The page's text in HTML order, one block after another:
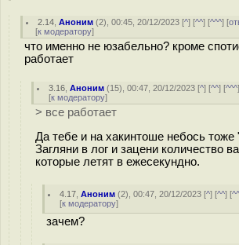
2.14 ,Аноним (2), 00:45, 20/12/2023 [^] [^^] [^^^] [
[к модератору]
что именно не юзабельно? кроме
работает
3.16 ,Аноним (15), 00:47, 20/12/2023 [^] [^^] [^^^
[к модератору]
> все работает
Да тебе и на хакинтоше небось тоже
Загляни в лог и зацени количество
которые летят в ежесекундно.
4.17 ,Аноним (2), 00:47, 20/12/2023 [^] [^^] [
[к модератору]
зачем?